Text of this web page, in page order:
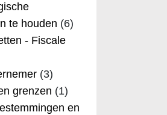
te houden (6)
- Fiscale
(3)
grenzen (1)
en